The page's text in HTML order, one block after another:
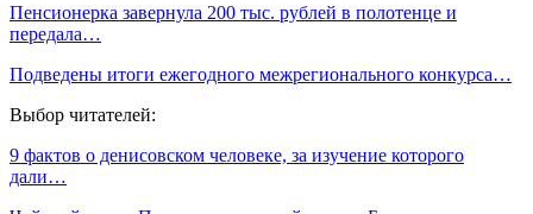
Пенсионерка завернула 200 тыс. рублей в полотенце и
передала…
Подведены итоги ежегодного межрегионального конкурса…
Выбор читателей:
9 фактов о денисовском человеке, за изучение которого
дали…